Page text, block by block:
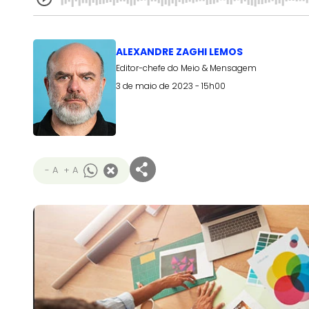
ALEXANDRE ZAGHI LEMOS
Editor-chefe do Meio & Mensagem
3 de maio de 2023 - 15h00
- A + A